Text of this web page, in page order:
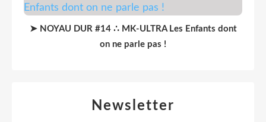
➤ NOYAU DUR #14 ∴ MK-ULTRA Les Enfants dont
on ne parle pas !
Newsletter